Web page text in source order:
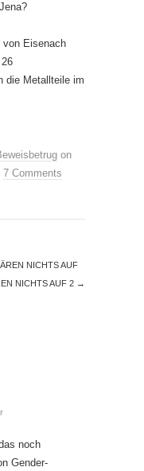
von Eisenach
die Metallteile im
on
7 Comments
NICHTS AUF
NICHTS AUF 2 →
noch
Gender-